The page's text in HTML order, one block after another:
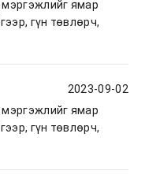
мэргэжлийг ямар
гүн төвлөрч,
2023-09-02
мэргэжлийг ямар
гүн төвлөрч,